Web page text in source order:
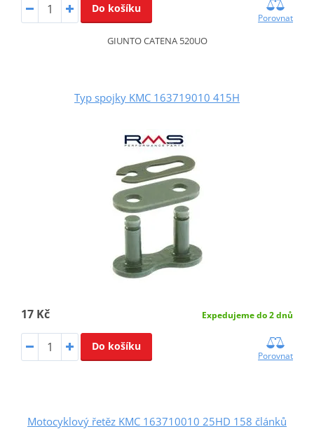
Do košíku
Porovnat
GIUNTO CATENA 520UO
Typ spojky KMC 163719010 415H
17 Kč Expedujeme do 2 dnů
Do košíku
Porovnat
Motocyklový řetěz KMC 163710010 25HD 158 článků